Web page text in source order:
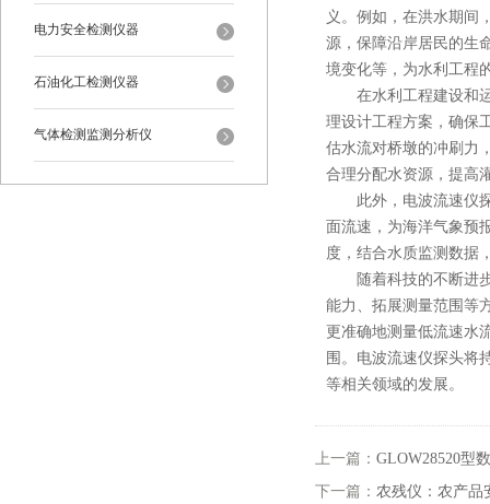
电力安全检测仪器
石油化工检测仪器
气体检测监测分析仪
义。例如，在洪水期间
源，保障沿岸居民的生
境变化等，为水利工程
在水利工程建设和运
理设计工程方案，确保
估水流对桥墩的冲刷力
合理分配水资源，提高
此外，电波流速仪探
面流速，为海洋气象预
度，结合水质监测数据
随着科技的不断进步
能力、拓展测量范围等
更准确地测量低流速水
围。电波流速仪探头将
等相关领域的发展。
上一篇： GLOW28520型
下一篇： 农残仪：农产品